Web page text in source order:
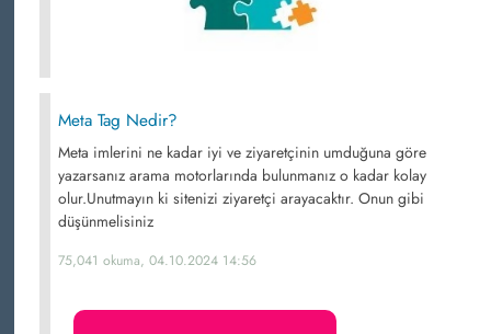
Meta Tag Nedir?
Meta imlerini ne kadar iyi ve ziyaretçinin umduğuna göre
yazarsanız arama motorlarında bulunmanız o kadar kolay
olur.Unutmayın ki sitenizi ziyaretçi arayacaktır. Onun gibi
düşünmelisiniz
75,041 okuma, 04.10.2024 14:56